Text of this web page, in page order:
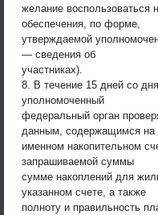
желание воспользоваться
обеспечения, по форме,
утверждаемой
— сведения об
участниках).
8. В течение 15 дней со
уполномоченный
федеральный орган
данным, содержащимся на
именном накопительном
запрашиваемой суммы
сумме накоплений для
указанном счете, а также
полноту и правильность